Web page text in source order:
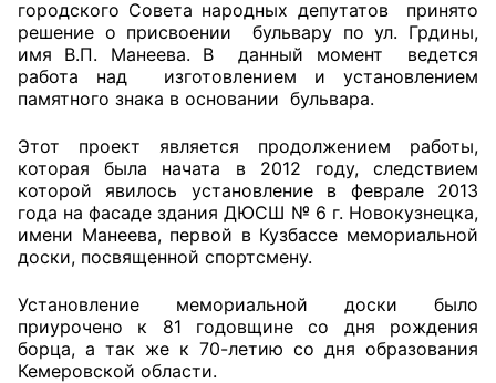
городского Совета народных депутатов принято
решение о присвоении бульвару по ул. Грдины,
имя В.П. Манеева. В данный момент ведется
работа над изготовлением и установлением
памятного знака в основании бульвара.
Этот проект является продолжением работы,
которая была начата в 2012 году, следствием
которой явилось установление в феврале 2013
года на фасаде здания ДЮСШ № 6 г. Новокузнецка,
имени Манеева, первой в Кузбассе мемориальной
доски, посвященной спортсмену.
Установление мемориальной доски было
приурочено к 81 годовщине со дня рождения
борца, а так же к 70-летию со дня образования
Кемеровской области.